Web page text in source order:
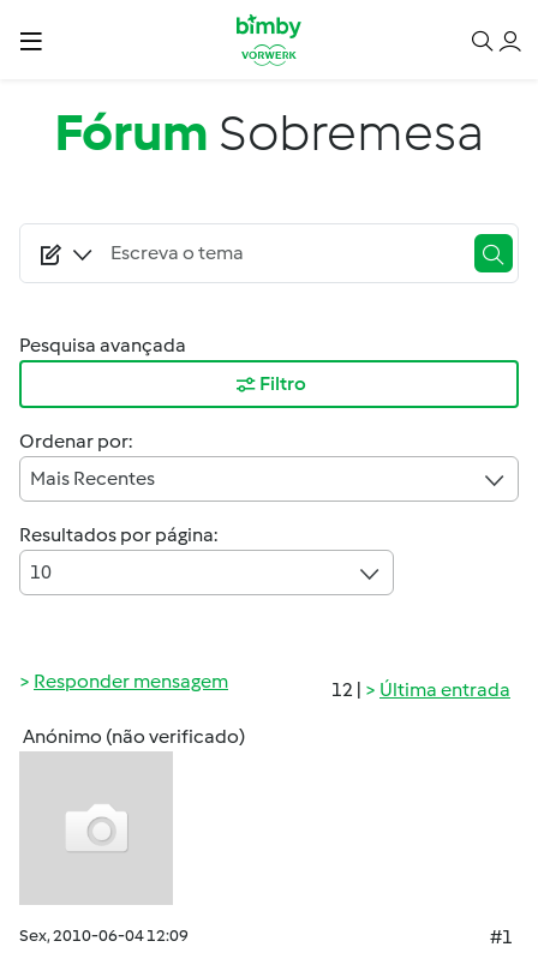
Passar para o conteúdo principal
Fórum Sobremesa
Pesquisa avançada
Filtro
Ordenar por:
Mais Recentes
Resultados por página:
10
12 | Última entrada
Responder mensagem
Anónimo (não verificado)
Sex, 2010-06-04 12:09
#1